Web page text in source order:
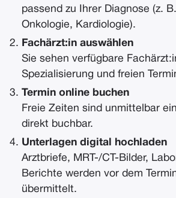
passend zu Ihrer Diagnose (z.
Onkologie, Kardiologie).
Fachärzt:in auswählen
Sie sehen verfügbare
Spezialisierung und freien
Termin online buchen
Freie Zeiten sind unmittelbar
direkt buchbar.
Unterlagen digital hochladen
Arztbriefe, MRT-/CT-Bilder,
Berichte werden vor dem
übermittelt.